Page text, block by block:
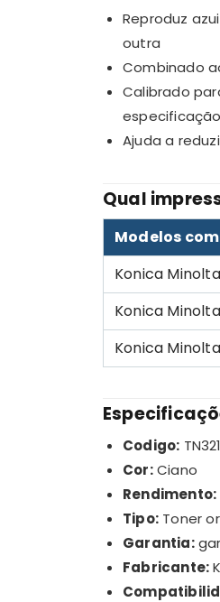
Reproduz
outra
Combinado
Calibrado
especificação
Ajuda a
Qual
Modelos
Konica
Konica
Konica
Codigo:
Cor:Ciano
Rendimento:
Tipo: Toner
Garantia:
Fabricante: